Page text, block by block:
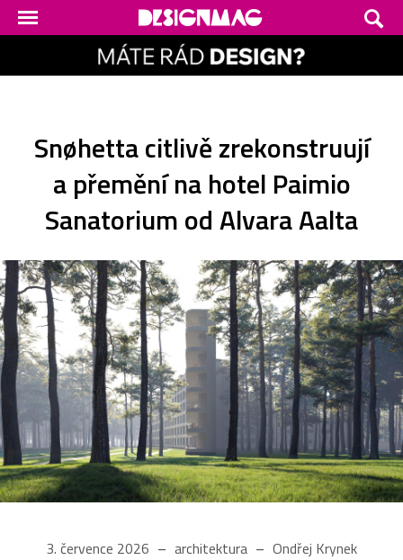
Snøhetta citlivě zrekonstruují
a přemění na hotel Paimio
Sanatorium od Alvara Aalta
3. července 2026 architektura Ondřej Krynek